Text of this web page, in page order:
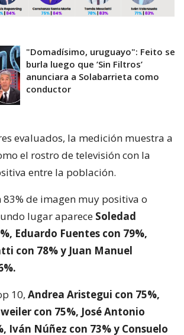
"Domadísimo, uruguayo": Feito se
burla luego que ’Sin Filtros’
anunciara a Solabarrieta como
conductor
evaluados, la medición muestra a
el rostro de televisión con la
entre la población.
de imagen muy positiva o
lugar aparece Soledad
Eduardo Fuentes con 79%,
con 78% y Juan Manuel
10, Andrea Aristegui con 75%,
con 75%, José Antonio
Iván Núñez con 73% y Consuelo